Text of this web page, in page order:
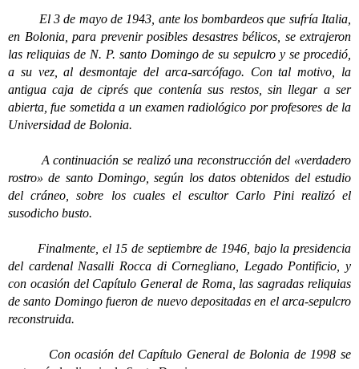
El 3 de mayo de 1943, ante los bombardeos que sufría Italia,
en Bolonia, para prevenir posibles desastres bélicos, se extrajeron
las reliquias de N. P. santo Domingo de su sepulcro y se procedió,
a su vez, al desmontaje del arca-sarcófago. Con tal motivo, la
antigua caja de ciprés que contenía sus restos, sin llegar a ser
abierta, fue sometida a un examen radiológico por profesores de la
Universidad de Bolonia.
A continuación se realizó una reconstrucción del «verdadero
rostro» de santo Domingo, según los datos obtenidos del estudio
del cráneo, sobre los cuales el escultor Carlo Pini realizó el
susodicho busto.
Finalmente, el 15 de septiembre de 1946, bajo la presidencia
del cardenal Nasalli Rocca di Cornegliano, Legado Pontificio, y
con ocasión del Capítulo General de Roma, las sagradas reliquias
de santo Domingo fueron de nuevo depositadas en el arca-sepulcro
reconstruida.
Con ocasión del Capítulo General de Bolonia de 1998 se